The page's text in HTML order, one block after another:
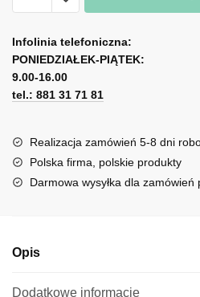
Rzeźba
Wenus
l
t
e
r
a
t
i
Infolinia telefoniczna:
PONIEDZIAŁEK-PIĄTEK:
9.00-16.00
tel.: 881 31 71 81
Realizacja zamówień 5-8 dni
Polska firma, polskie produkty
Darmowa wysyłka dla zamówień
Opis
Dodatkowe informacje